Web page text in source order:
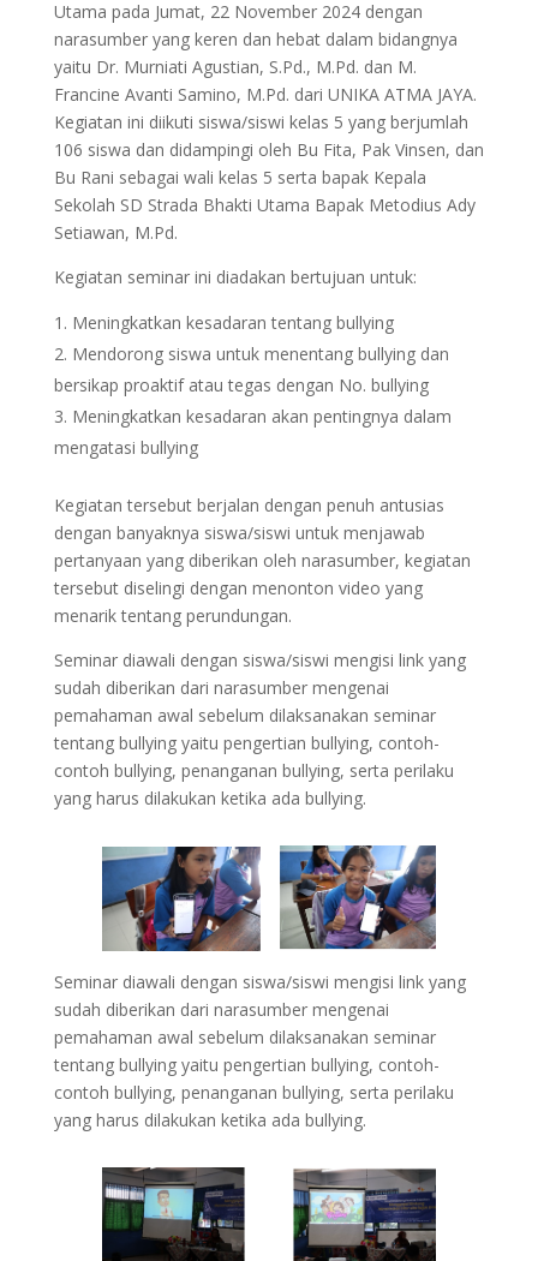
Utama pada Jumat, 22 November 2024 dengan
narasumber yang keren dan hebat dalam bidangnya
yaitu Dr. Murniati Agustian, S.Pd., M.Pd. dan M.
Francine Avanti Samino, M.Pd. dari UNIKA ATMA JAYA.
Kegiatan ini diikuti siswa/siswi kelas 5 yang berjumlah
106 siswa dan didampingi oleh Bu Fita, Pak Vinsen, dan
Bu Rani sebagai wali kelas 5 serta bapak Kepala
Sekolah SD Strada Bhakti Utama Bapak Metodius Ady
Setiawan, M.Pd.
Kegiatan seminar ini diadakan bertujuan untuk:
Meningkatkan kesadaran tentang bullying
Mendorong siswa untuk menentang bullying dan
bersikap proaktif atau tegas dengan No. bullying
Meningkatkan kesadaran akan pentingnya dalam
mengatasi bullying
Kegiatan tersebut berjalan dengan penuh antusias
dengan banyaknya siswa/siswi untuk menjawab
pertanyaan yang diberikan oleh narasumber, kegiatan
tersebut diselingi dengan menonton video yang
menarik tentang perundungan.
Seminar diawali dengan siswa/siswi mengisi link yang
sudah diberikan dari narasumber mengenai
pemahaman awal sebelum dilaksanakan seminar
tentang bullying yaitu pengertian bullying, contoh-
contoh bullying, penanganan bullying, serta perilaku
yang harus dilakukan ketika ada bullying.
Seminar diawali dengan siswa/siswi mengisi link yang
sudah diberikan dari narasumber mengenai
pemahaman awal sebelum dilaksanakan seminar
tentang bullying yaitu pengertian bullying, contoh-
contoh bullying, penanganan bullying, serta perilaku
yang harus dilakukan ketika ada bullying.